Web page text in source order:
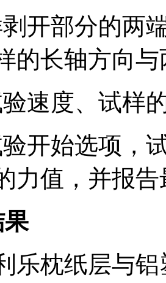
开部分的两
的长轴方向
速度、试样
开始选项，
力值，并报
果
乐枕纸层与